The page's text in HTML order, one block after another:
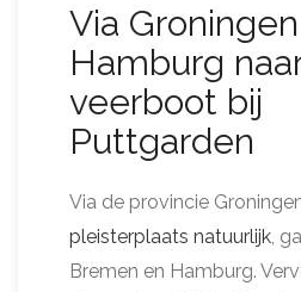
Via
Hamburg
veerboot bij
Puttgarden
Via de provincie
pleisterplaats natuurlijk,
Bremen en Hamburg.